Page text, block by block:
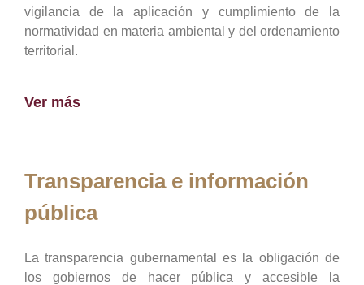
vigilancia de la aplicación y cumplimiento de la
normatividad en materia ambiental y del ordenamiento
territorial.
Ver más
Transparencia e información
pública
La transparencia gubernamental es la obligación de
los gobiernos de hacer pública y accesible la